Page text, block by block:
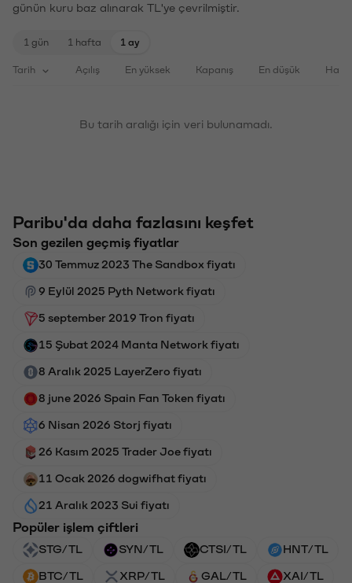
günün kuru baz alınarak TL'ye çevrilmiştir.
1 gün 1 hafta 1 ay
Tarih Açılış En yüksek Kapanış En düşük
Bu tarih aralığı için veri bulunamadı.
Paribu'da daha fazlasını keşfet
Son gezilen geçmiş fiyatlar
30 Temmuz 2023 The Sandbox fiyatı
9 Eylül 2025 Pyth Network fiyatı
5 september 2019 Tron fiyatı
15 Şubat 2024 Manta Network fiyatı
8 Aralık 2025 LayerZero fiyatı
8 june 2026 Spain Fan Token fiyatı
6 Nisan 2026 Storj fiyatı
26 Kasım 2025 Trader Joe fiyatı
11 Ocak 2026 dogwifhat fiyatı
21 Aralık 2023 Sui fiyatı
Popüler işlem çiftleri
STG/TL SYN/TL CTSI/TL HNT/TL
BTC/TL XRP/TL GAL/TL XAI/TL